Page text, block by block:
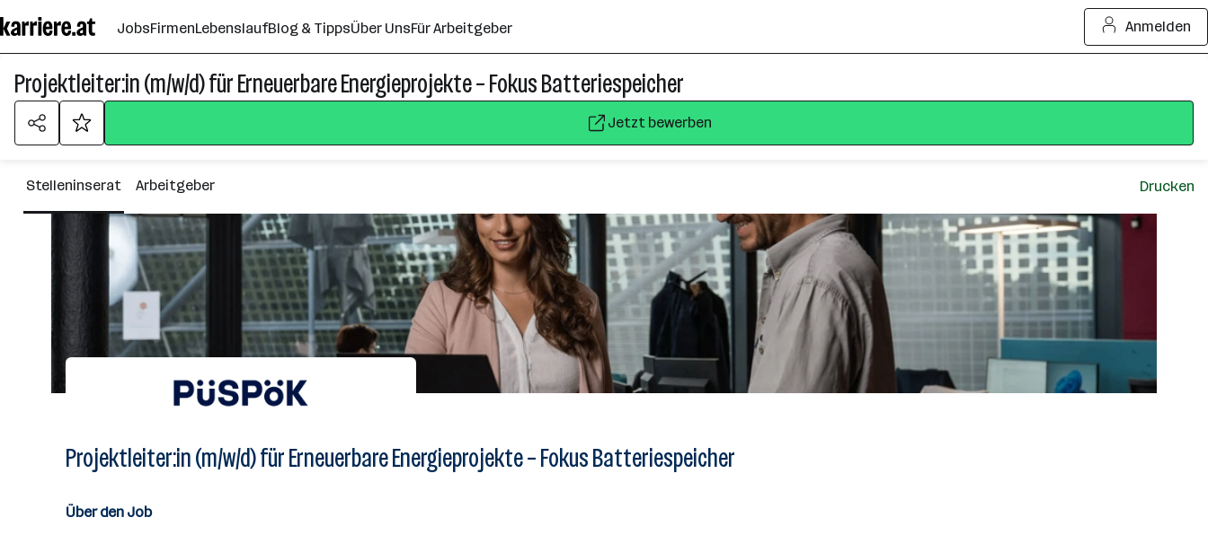
Seiteninhalt
springen
JobsFirmenLebenslaufBlog & TippsÜber UnsFür Arbeitgeber Anmelden
Projektleiter:in (m/w/d) für Erneuerbare Energieprojekte – Fokus Batteriespeicher
Jetzt bewerben
Stelleninserat Arbeitgeber Drucken
Projektleiter:in (m/w/d) für Erneuerbare Energieprojekte – Fokus Batteriespeicher
Über den Job